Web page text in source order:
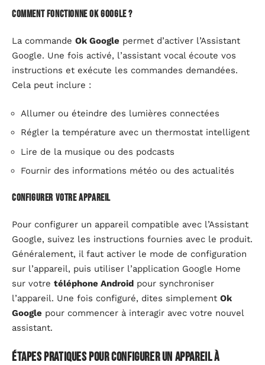
Comment fonctionneOk Google?
La commande Ok Google permet d’activer l’Assistant
Google. Une fois activé, l’assistant vocal écoute vos
instructions et exécute les commandes demandées.
Cela peut inclure :
Allumer ou éteindre des lumières connectées
Régler la température avec un thermostat intelligent
Lire de la musique ou des podcasts
Fournir des informations météo ou des actualités
Configurer votre appareil
Pour configurer un appareil compatible avec l’Assistant
Google, suivez les instructions fournies avec le produit.
Généralement, il faut activer le mode de configuration
sur l’appareil, puis utiliser l’application Google Home
sur votre téléphone Android pour synchroniser
l’appareil. Une fois configuré, dites simplement Ok
Google pour commencer à interagir avec votre nouvel
assistant.
Étapes pratiques pour configurer un appareil à